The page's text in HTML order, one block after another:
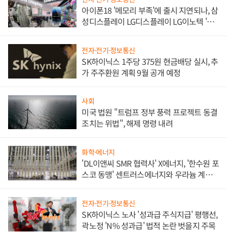
아이폰18 '메모리 부족'에 출시 지연되나, 삼
성디스플레이 LG디스플레이 LG이노텍 '탈
전자·전기·정보통신
SK하이닉스 1주당 375원 현금배당 실시, 추
가 주주환원 계획 9월 공개 예정
사회
미국 법원 "트럼프 정부 풍력 프로젝트 동결
조치는 위법", 해제 명령 내려
화학·에너지
'DL이앤씨 SMR 협력사' X에너지, '한수원 포
스코 동맹' 센트러스에너지와 우라늄 계약
전자·전기·정보통신
SK하이닉스 노사 '성과급 주식지급' 평행선,
곽노정 'N% 성과급' 법적 논란 벗을지 주목